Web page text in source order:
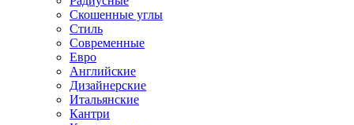
Скошенные углы
Стиль
Современные
Евро
Английские
Дизайнерские
Итальянские
Кантри